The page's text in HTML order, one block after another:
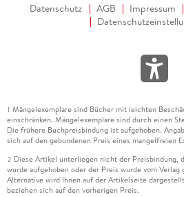
Datenschutz AGB Impressum
1 Mängelexemplare sind Bücher mit leichten
einschränken. Mängelexemplare sind durch einen
Die frühere Buchpreisbindung ist aufgehoben.
sich auf den gebundenen Preis eines mangelfreien
2 Diese Artikel unterliegen nicht der Preisbindung,
wurde aufgehoben oder der Preis wurde vom
Alternative wird Ihnen auf der Artikelseite
beziehen sich auf den vorherigen Preis.